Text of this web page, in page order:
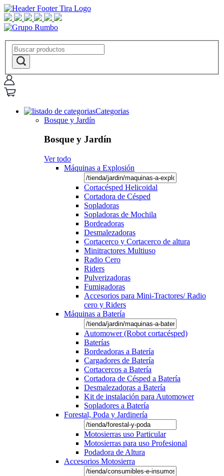
Categorias
Bosque y Jardín
Bosque y Jardín
Ver todo
Máquinas a Explosión
Cortacésped Helicoidal
Cortadora de Césped
Sopladoras
Sopladoras de Mochila
Bordeadoras
Desmalezadoras
Cortacerco y Cortacerco de altura
Minitractores Multiuso
Radio Cero
Riders
Pulverizadoras
Fumigadoras
Accesorios para Mini-Tractores/ Radio
cero y Riders
Máquinas a Batería
Automower (Robot cortacésped)
Baterías
Bordeadoras a Batería
Cargadores de Batería
Cortacercos a Batería
Cortadora de Césped a Batería
Desmalezadoras a Batería
Kit de instalación para Automower
Sopladores a Batería
Forestal, Poda y Jardinería
Motosierras uso Particular
Motosierras para uso Profesional
Podadora de Altura
Accesorios Motosierra